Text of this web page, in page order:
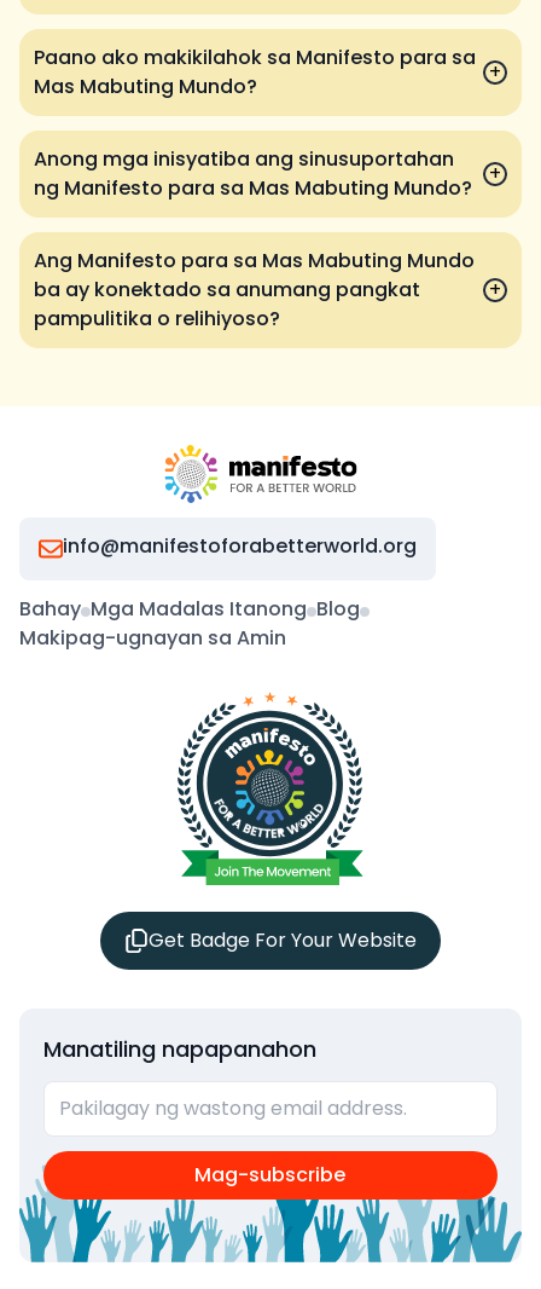
Paano ako makikilahok sa Manifesto para sa
Mas Mabuting Mundo?
+
Anong mga inisyatiba ang sinusuportahan
ng Manifesto para sa Mas Mabuting Mundo?
+
Ang Manifesto para sa Mas Mabuting Mundo
ba ay konektado sa anumang pangkat
pampulitika o relihiyoso?
+
info@manifestoforabetterworld.org
Bahay Mga Madalas Itanong Blog
Makipag-ugnayan sa Amin
Get Badge For Your Website
Manatiling napapanahon
Mag-subscribe